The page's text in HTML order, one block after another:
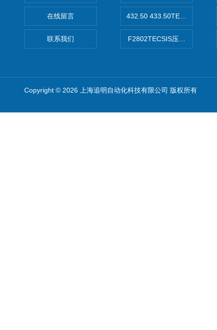
在线留言
联系我们
432.50 433.50TECSIS压力表
F2802TECSIS压力传感器
Copyright © 2026 上海追明自动化科技有限公司 版权所有